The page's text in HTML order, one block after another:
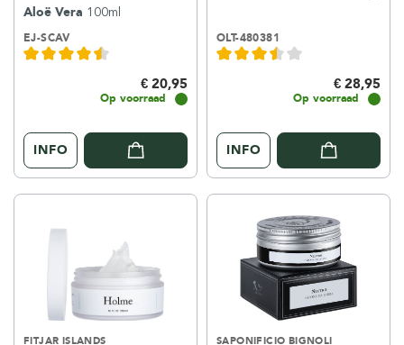
Aloë Vera 100ml
EJ-SCAV
€ 20,95
Op voorraad
INFO
OLT-480381
€ 28,95
Op voorraad
INFO
FITJAR ISLANDS SAPONIFICIO BIGNOLI